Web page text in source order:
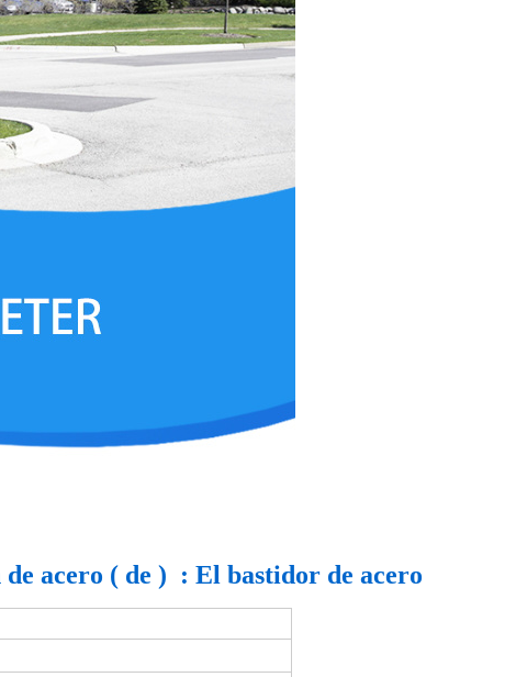
acero ( de ) : El bastidor de acero